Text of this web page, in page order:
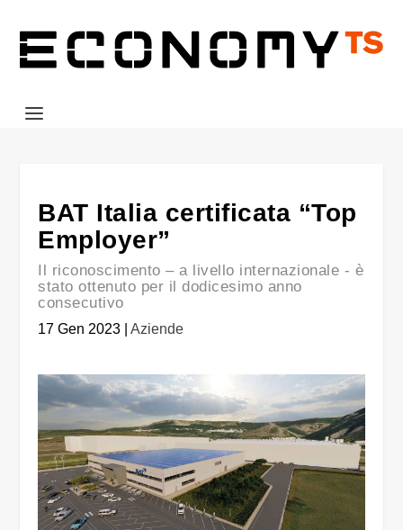
BAT Italia certificata “Top
Employer”
Il riconoscimento – a livello internazionale - è
stato ottenuto per il dodicesimo anno
consecutivo
17 Gen 2023 |Aziende